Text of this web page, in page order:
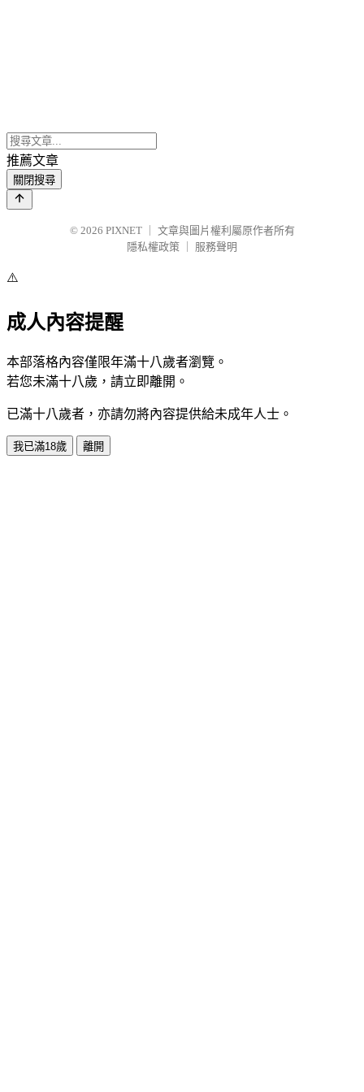
推薦文章
關閉搜尋
© 2026 PIXNET
文章與圖片權利屬原作者所有
隱私權政策
服務聲明
⚠️
成人內容提醒
本部落格內容僅限年滿十八歲者瀏覽。
若您未滿十八歲，請立即離開。
已滿十八歲者，亦請勿將內容提供給未成年人士。
我已滿18歲 離開